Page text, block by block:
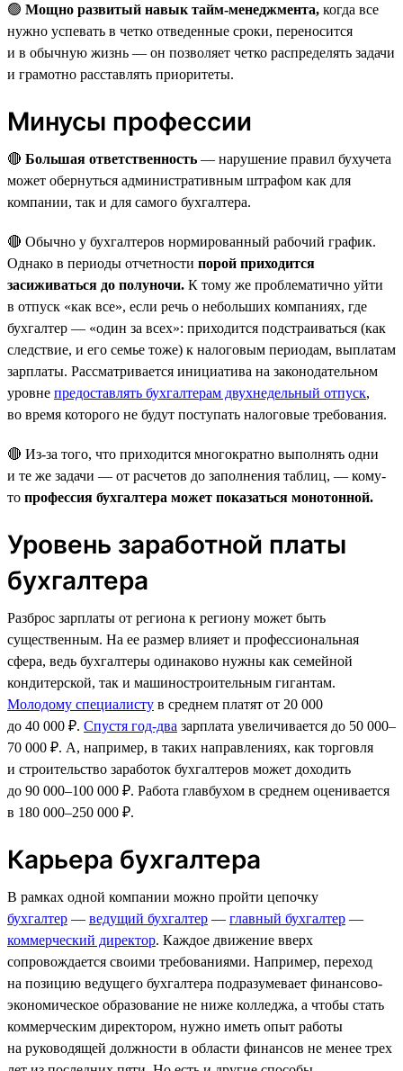
🟢 Мощно развитый навык тайм-менеджмента, когда все
нужно успевать в четко отведенные сроки, переносится
и в обычную жизнь — он позволяет четко распределять задачи
и грамотно расставлять приоритеты.
Минусы профессии
🔴 Большая ответственность — нарушение правил бухучета
может обернуться административным штрафом как для
компании, так и для самого бухгалтера.
🔴 Обычно у бухгалтеров нормированный рабочий график.
Однако в периоды отчетности порой приходится
засиживаться до полуночи. К тому же проблематично уйти
в отпуск «как все», если речь о небольших компаниях, где
бухгалтер — «один за всех»: приходится подстраиваться (как
следствие, и его семье тоже) к налоговым периодам, выплатам
зарплаты. Рассматривается инициатива на законодательном
уровне предоставлять бухгалтерам двухнедельный отпуск,
во время которого не будут поступать налоговые требования.
🔴 Из-за того, что приходится многократно выполнять одни
и те же задачи — от расчетов до заполнения таблиц, — кому-
то профессия бухгалтера может показаться монотонной.
Уровень заработной платы
бухгалтера
Разброс зарплаты от региона к региону может быть
существенным. На ее размер влияет и профессиональная
сфера, ведь бухгалтеры одинаково нужны как семейной
кондитерской, так и машиностроительным гигантам.
Молодому специалисту в среднем платят от 20 000
до 40 000 ₽. Спустя год-два зарплата увеличивается до 50 000–
70 000 ₽. А, например, в таких направлениях, как торговля
и строительство заработок бухгалтеров может доходить
до 90 000–100 000 ₽. Работа главбухом в среднем оценивается
в 180 000–250 000 ₽.
Карьера бухгалтера
В рамках одной компании можно пройти цепочку
бухгалтер — ведущий бухгалтер — главный бухгалтер —
коммерческий директор. Каждое движение вверх
сопровождается своими требованиями. Например, переход
на позицию ведущего бухгалтера подразумевает финансово-
экономическое образование не ниже колледжа, а чтобы стать
коммерческим директором, нужно иметь опыт работы
на руководящей должности в области финансов не менее трех